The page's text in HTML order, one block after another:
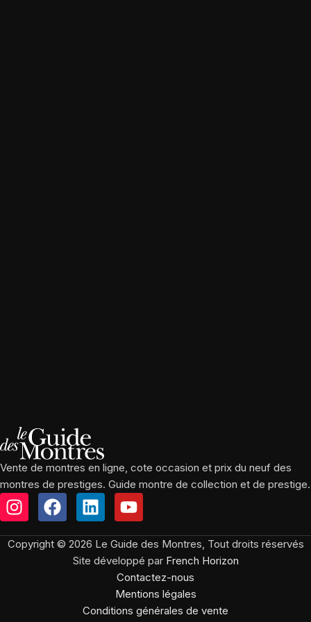
Vente de montres en ligne, cote occasion et prix du neuf des
montres de prestiges. Guide montre de collection et de prestige.
Copyright © 2026 Le Guide des Montres, Tout droits réservés
Site développé par French Horizon
Contactez-nous
Mentions légales
Conditions générales de vente